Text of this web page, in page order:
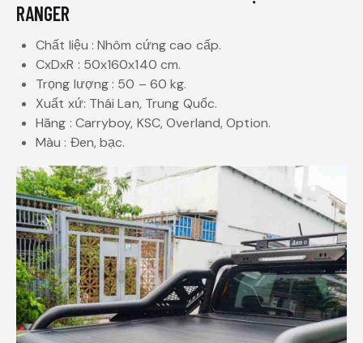
RANGER
Chất liệu : Nhôm cứng cao cấp.
CxDxR : 50x160x140 cm.
Trọng lượng : 50 – 60 kg.
Xuất xứ: Thái Lan, Trung Quốc.
Hãng : Carryboy, KSC, Overland, Option.
Màu : Đen, bạc.